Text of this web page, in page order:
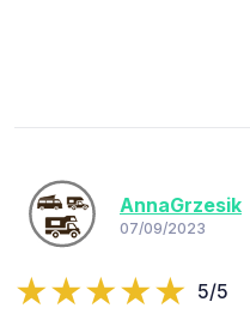
AnnaGrzesik
07/09/2023
5/5